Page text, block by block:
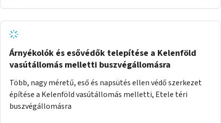
Árnyékolók és esővédők telepítése a Kelenföld
vasútállomás melletti buszvégállomásra
Több, nagy méretű, eső és napsütés ellen védő szerkezet
építése a Kelenföld vasútállomás melletti, Etele téri
buszvégállomásra